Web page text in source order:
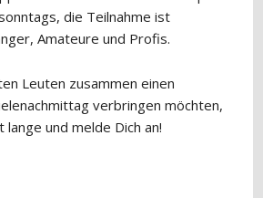
die Teilnahme ist
Amateure und Profis.
Leuten zusammen einen
verbringen möchten,
lange und melde Dich an!